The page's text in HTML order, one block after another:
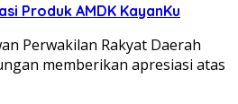
Produk AMDK KayanKu
Perwakilan Rakyat Daerah
memberikan apresiasi atas